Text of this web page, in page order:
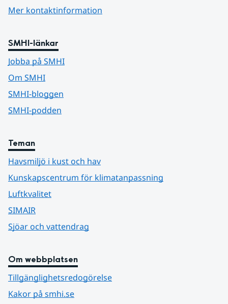
Mer kontaktinformation
SMHI-länkar
Jobba på SMHI
Om SMHI
SMHI-bloggen
SMHI-podden
Teman
Havsmiljö i kust och hav
Kunskapscentrum för klimatanpassning
Luftkvalitet
SIMAIR
Sjöar och vattendrag
Om webbplatsen
Tillgänglighetsredogörelse
Kakor på smhi.se